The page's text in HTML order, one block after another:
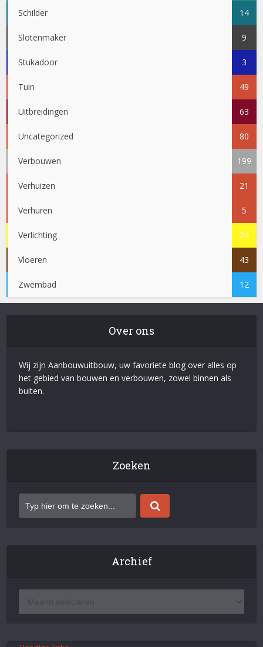
Schilder 14
Slotenmaker 9
Stukadoor 3
Tuin 49
Uitbreidingen 63
Uncategorized 80
Verbouwen 199
Verhuizen 21
Verhuren 5
Verlichting 24
Vloeren 43
Zwembad 12
Over ons
Wij zijn Aanbouwuitbouw, uw favoriete blog over alles op
het gebied van bouwen en verbouwen, zowel binnen als
buiten.
Zoeken
Archief